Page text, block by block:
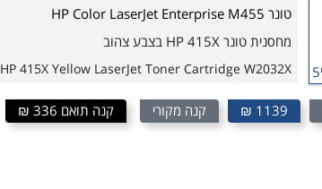
טונר HP Color LaserJet Enterprise M455
מחסנית טונר HP 415X בצבע צהוב
HP 415X Yellow LaserJet Toner Cartridge W2032X
1139 ₪ קנה מקורי קנה תואם 336 ₪